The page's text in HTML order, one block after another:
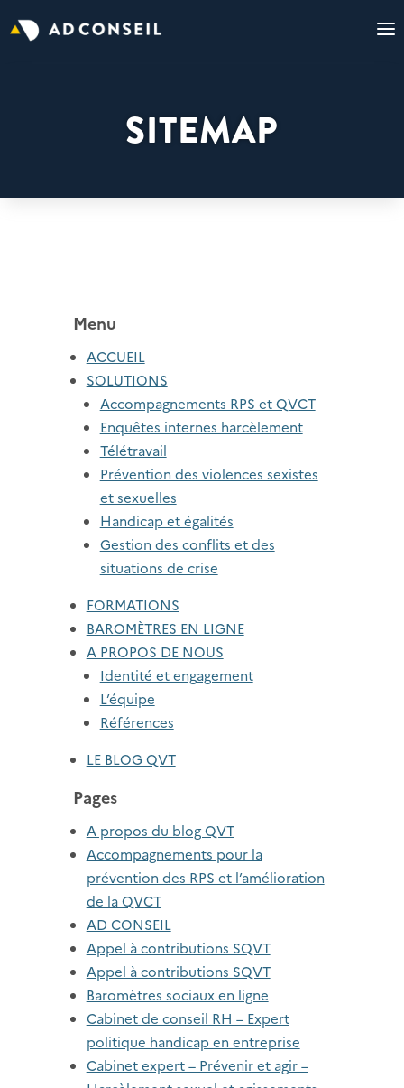
SITEMAP
Menu
ACCUEIL
SOLUTIONS
Accompagnements RPS et QVCT
Enquêtes internes harcèlement
Télétravail
Prévention des violences sexistes
et sexuelles
Handicap et égalités
Gestion des conflits et des
situations de crise
FORMATIONS
BAROMÈTRES EN LIGNE
A PROPOS DE NOUS
Identité et engagement
L’équipe
Références
LE BLOG QVT
Pages
A propos du blog QVT
Accompagnements pour la
prévention des RPS et l’amélioration
de la QVCT
AD CONSEIL
Appel à contributions SQVT
Appel à contributions SQVT
Baromètres sociaux en ligne
Cabinet de conseil RH – Expert
politique handicap en entreprise
Cabinet expert – Prévenir et agir –